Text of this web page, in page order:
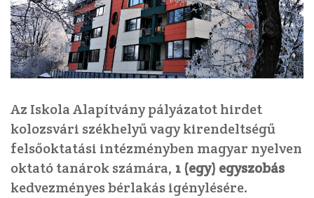
Az Iskola Alapítvány pályázatot hirdet
kolozsvári székhelyű vagy kirendeltségű
felsőoktatási intézményben magyar nyelven
oktató tanárok számára, 1 (egy) egyszobás
kedvezményes bérlakás igénylésére.